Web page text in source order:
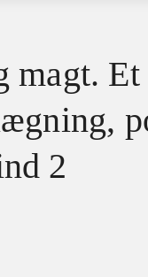
Et
2